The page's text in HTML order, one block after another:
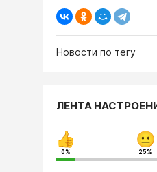
Новости по тегу
ЛЕНТА
0% 25%